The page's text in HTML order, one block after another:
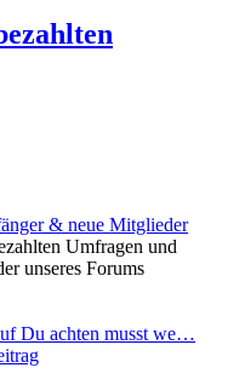
& neue Mitglieder
Umfragen und
unseres Forums
Du achten musst we…